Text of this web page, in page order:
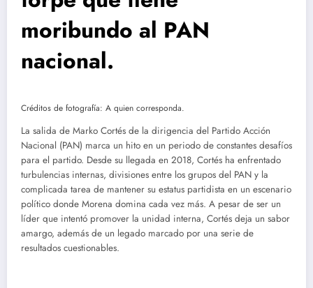
moribundo al PAN
nacional.
Créditos de fotografía: A quien corresponda.
La salida de Marko Cortés de la dirigencia del Partido Acción
Nacional (PAN) marca un hito en un periodo de constantes desafíos
para el partido. Desde su llegada en 2018, Cortés ha enfrentado
turbulencias internas, divisiones entre los grupos del PAN y la
complicada tarea de mantener su estatus partidista en un escenario
político donde Morena domina cada vez más. A pesar de ser un
líder que intentó promover la unidad interna, Cortés deja un sabor
amargo, además de un legado marcado por una serie de
resultados cuestionables.